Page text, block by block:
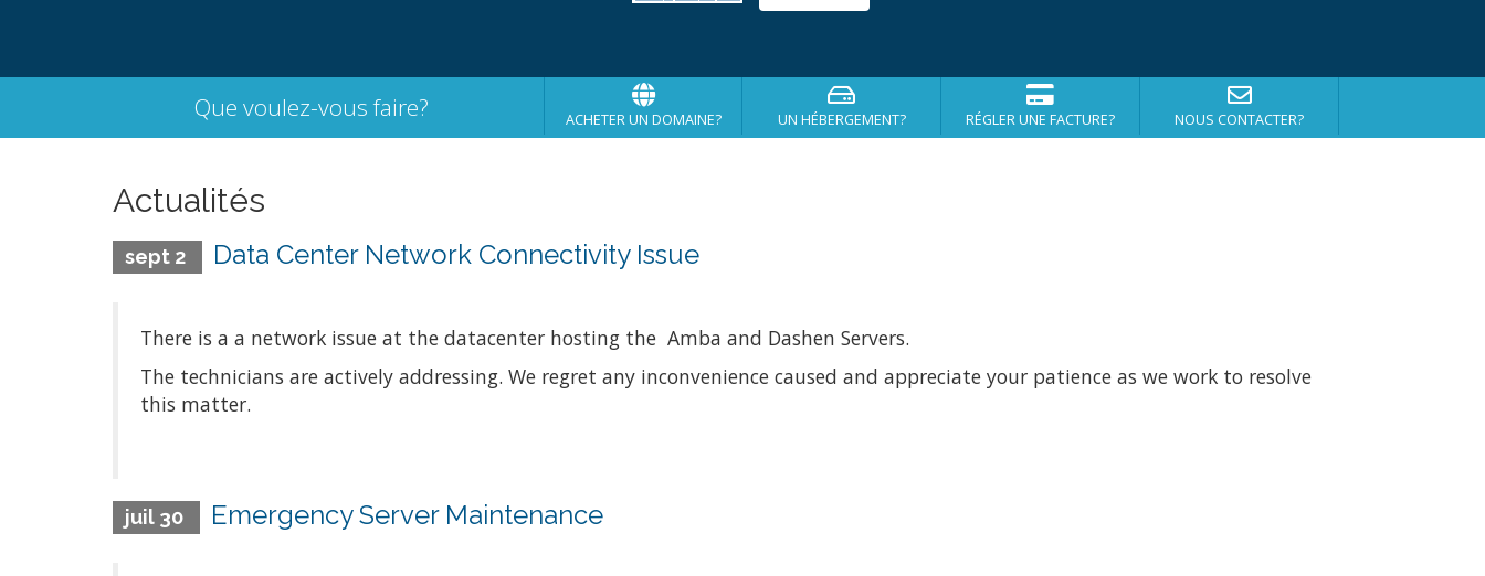
Que voulez-vous faire? ACHETER UN DOMAINE? UN HÉBERGEMENT? RÉGLER UNE FACTURE? NOUS CONTACTER?
Actualités
sept 2 Data Center Network Connectivity Issue
There is a a network issue at the datacenter hosting the Amba and Dashen Servers.
The technicians are actively addressing. We regret any inconvenience caused and appreciate your patience as we work to resolve
this matter.
juil 30 Emergency Server Maintenance